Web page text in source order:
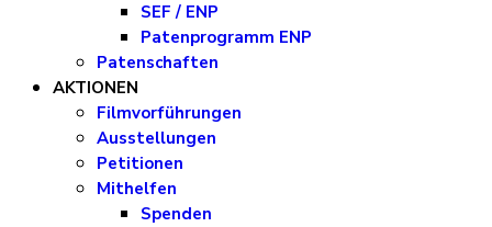
SEF / ENP
Patenprogramm ENP
Patenschaften
AKTIONEN
Filmvorführungen
Ausstellungen
Petitionen
Mithelfen
Spenden